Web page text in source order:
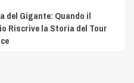
del Gigante: Quando il
Riscrive la Storia del Tour